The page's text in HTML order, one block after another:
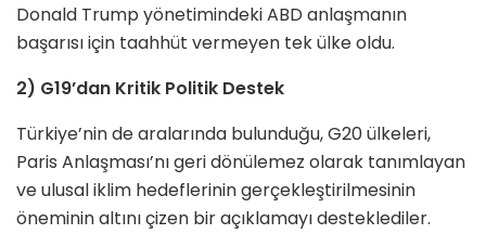
Donald Trump yönetimindeki ABD anlaşmanın
başarısı için taahhüt vermeyen tek ülke oldu.
2) G19’dan Kritik Politik Destek
Türkiye’nin de aralarında bulunduğu, G20 ülkeleri,
Paris Anlaşması’nı geri dönülemez olarak tanımlayan
ve ulusal iklim hedeflerinin gerçekleştirilmesinin
öneminin altını çizen bir açıklamayı desteklediler.